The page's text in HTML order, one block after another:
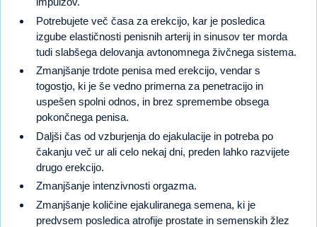
Potrebujete več časa za erekcijo, kar je posledica
izgube elastičnosti penisnih arterij in sinusov ter morda
tudi slabšega delovanja avtonomnega živčnega sistema.
Zmanjšanje trdote penisa med erekcijo, vendar s
togostjo, ki je še vedno primerna za penetracijo in
uspešen spolni odnos, in brez spremembe obsega
pokončnega penisa.
Daljši čas od vzburjenja do ejakulacije in potreba po
čakanju več ur ali celo nekaj dni, preden lahko razvijete
drugo erekcijo.
Zmanjšanje intenzivnosti orgazma.
Zmanjšanje količine ejakuliranega semena, ki je
predvsem posledica atrofije prostate in semenskih žlez